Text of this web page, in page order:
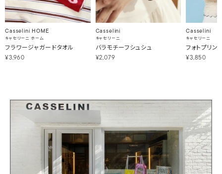
Casselini HOME
キャセリーニ ホーム
フラワージャガードタオル
¥3,960
Casselini
キャセリーニ
バラモチーフシュシュ
¥2,079
Casselini
キャセリーニ
フォトプリン
¥3,850